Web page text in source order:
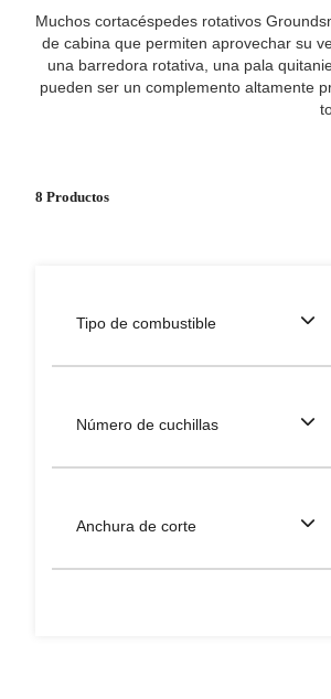
Muchos cortacéspedes rotativos
de cabina que permiten aprovechar su
una barredora rotativa, una pala
pueden ser un complemento altamente
8 Productos
Tipo de combustible
Número de cuchillas
Anchura de corte